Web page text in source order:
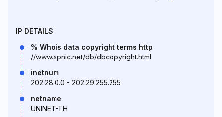
IP DETAILS
% Whois data copyright terms http
//www.apnic.net/db/dbcopyright.html
inetnum
202.28.0.0 - 202.29.255.255
netname
UNINET-TH